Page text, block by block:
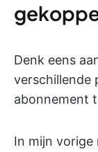
Denk eens
verschillende
abonnement
In mijn